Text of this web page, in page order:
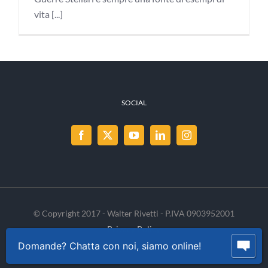
vita [...]
SOCIAL
© Copyright 2017 - Walter Rivetti - P.IVA 0903952001
Privacy Policy
Cookie Policy
INVENIA
Domande? Chatta con noi, siamo online!